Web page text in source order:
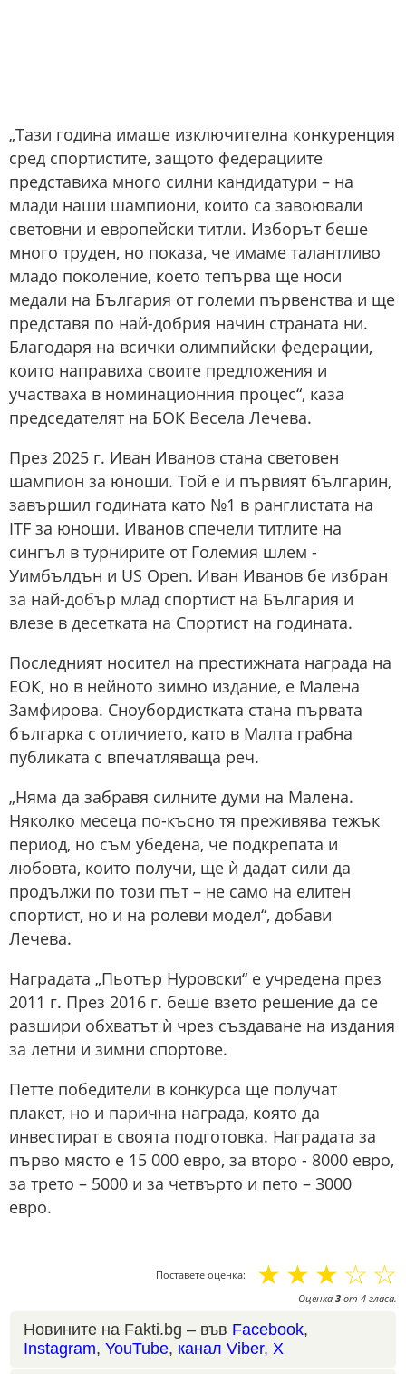
„Тази година имаше изключителна конкуренция
сред спортистите, защото федерациите
представиха много силни кандидатури – на
млади наши шампиони, които са завоювали
световни и европейски титли. Изборът беше
много труден, но показа, че имаме талантливо
младо поколение, което тепърва ще носи
медали на България от големи първенства и ще
представя по най-добрия начин страната ни.
Благодаря на всички олимпийски федерации,
които направиха своите предложения и
участваха в номинационния процес“, каза
председателят на БОК Весела Лечева.
През 2025 г. Иван Иванов стана световен
шампион за юноши. Той е и първият българин,
завършил годината като №1 в ранглистата на
ITF за юноши. Иванов спечели титлите на
сингъл в турнирите от Големия шлем -
Уимбълдън и US Open. Иван Иванов бе избран
за най-добър млад спортист на България и
влезе в десетката на Спортист на годината.
Последният носител на престижната награда на
ЕОК, но в нейното зимно издание, е Малена
Замфирова. Сноубордистката стана първата
българка с отличието, като в Малта грабна
публиката с впечатляваща реч.
„Няма да забравя силните думи на Малена.
Няколко месеца по-късно тя преживява тежък
период, но съм убедена, че подкрепата и
любовта, които получи, ще ѝ дадат сили да
продължи по този път – не само на елитен
спортист, но и на ролеви модел“, добави
Лечева.
Наградата „Пьотър Нуровски“ е учредена през
2011 г. През 2016 г. беше взето решение да се
разшири обхватът ѝ чрез създаване на издания
за летни и зимни спортове.
Петте победители в конкурса ще получат
плакет, но и парична награда, която да
инвестират в своята подготовка. Наградата за
първо място е 15 000 евро, за второ - 8000 евро,
за трето – 5000 и за четвърто и пето – 3000
евро.
Поставете оценка: ☆
☆
☆
☆
☆
Оценка 3 от 4 гласа.
Новините на Fakti.bg – във Facebook,
Instagram, YouTube, канал Viber, X